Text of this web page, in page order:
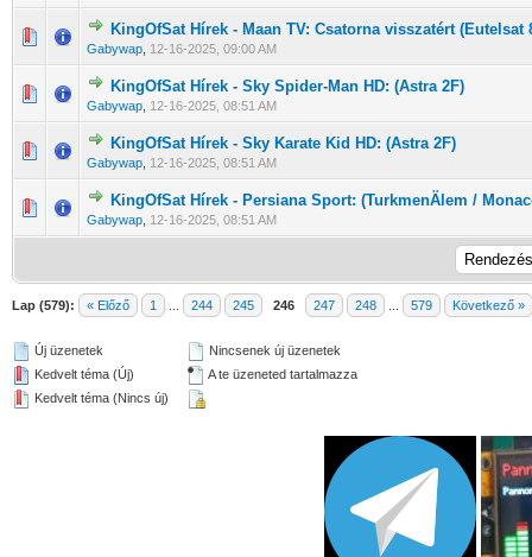
KingOfSat Hírek - Maan TV: Csatorna visszatért (Eutelsat
Gabywap 12-16-2025, 09:00 AM
0 Szavazat - 0 / 5 átlagban
123 4 5
KingOfSat Hírek - Sky Spider-Man HD: (Astra 2F)
Gabywap 12-16-2025, 08:51 AM
0 Szavazat - 0 / 5 átlagban
12345
KingOfSat Hírek - Sky Karate Kid HD: (Astra 2F)
Gabywap 12-16-2025, 08:51 AM
0 Szavazat - 0 / 5 átlagban
12345
KingOfSat Hírek - Persiana Sport: (TurkmenÄlem /
Gabywap 12-16-2025, 08:51 AM
0 Szavazat - 0 / 5 átlagban
12345
Lap (579): « Előző 1 244 245 246 247 248 579 Következő »
Új üzenetek
Kedvelt téma (Új)
Kedvelt téma (Nincs új)
Nincsenek új üzenetek
A te üzeneted tartalmazza